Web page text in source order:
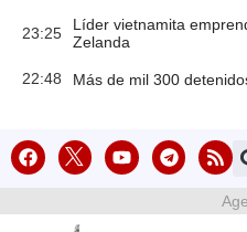
23:25
Líder vietnamita
Zelanda
22:48 Más de mil 300